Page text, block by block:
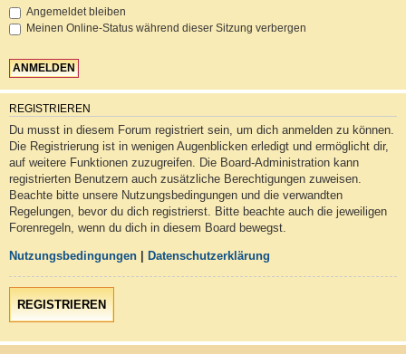
Angemeldet bleiben
Meinen Online-Status während dieser Sitzung verbergen
REGISTRIEREN
Du musst in diesem Forum registriert sein, um dich anmelden zu können.
Die Registrierung ist in wenigen Augenblicken erledigt und ermöglicht dir,
auf weitere Funktionen zuzugreifen. Die Board-Administration kann
registrierten Benutzern auch zusätzliche Berechtigungen zuweisen.
Beachte bitte unsere Nutzungsbedingungen und die verwandten
Regelungen, bevor du dich registrierst. Bitte beachte auch die jeweiligen
Forenregeln, wenn du dich in diesem Board bewegst.
Nutzungsbedingungen Datenschutzerklärung
REGISTRIEREN